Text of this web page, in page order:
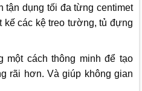
tận dụng tối đa từng centimet
kế các kệ treo tường, tủ đựng
cách thông minh để tạo
rãi hơn. Và giúp không gian